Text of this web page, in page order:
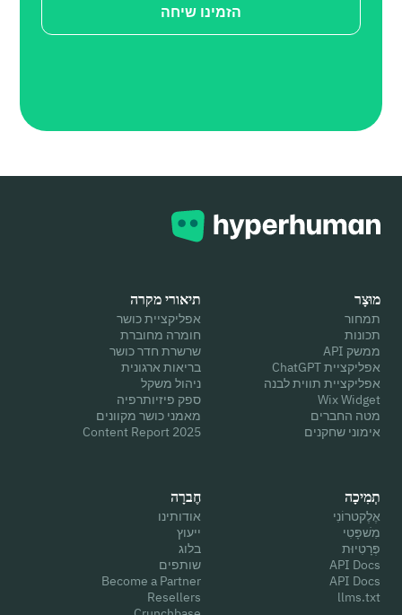
הזמינו שיחה
מוּצָר
תמחור
תכונות
ממשק API
אפליקציית ChatGPT
אפליקציית תווית לבנה
Wix Widget
מטה החברים
אימוני שחקנים
תיאורי מקרה
אפליקציית כושר
חומרה מחוברת
שרשרת חדר כושר
בריאות ארגונית
ניהול משקל
ספק פיזיותרפיה
מאמני כושר מקוונים
2025 Content Report
תְמִיכָה
אֶלֶקטרוֹנִי
מִשׁפָּטִי
פְּרָטִיוּת
API Docs
API Docs
llms.txt
חֶברָה
אודותינו
ייעוץ
בלוג
שותפים
Become a Partner
Resellers